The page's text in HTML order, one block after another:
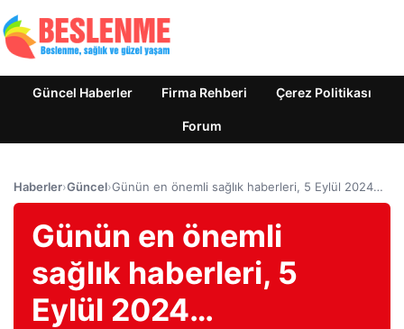
Güncel Haberler Firma Rehberi Çerez Politikası
Forum
Haberler›Güncel›Günün en önemli sağlık haberleri, 5 Eylül 2024…
Günün en önemli
sağlık haberleri, 5
Eylül 2024…